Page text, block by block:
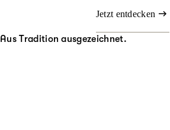
Jetzt entdecken
Aus Tradition ausgezeichnet.